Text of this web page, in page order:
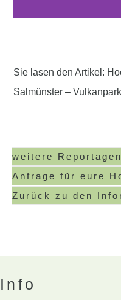
Sie lasen den Artikel:
Salmünster –
weitere
Anfrage für eure
Zurück zu den
Info